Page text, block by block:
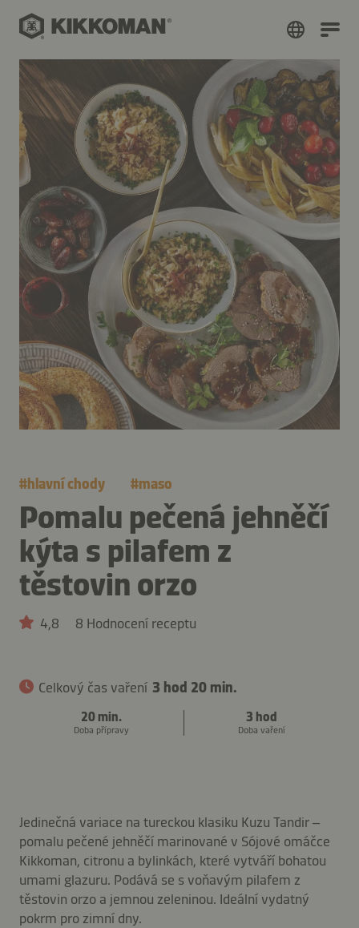
#hlavní chody #maso
Pomalu pečená jehněčí
kýta s pilafem z
těstovin orzo
4,8 8 Hodnocení receptu
Celkový čas vaření 3 hod 20 min.
20 min.
Doba přípravy
3 hod
Doba vaření
Jedinečná variace na tureckou klasiku Kuzu Tandir –
pomalu pečené jehněčí marinované v Sójové omáčce
Kikkoman, citronu a bylinkách, které vytváří bohatou
umami glazuru. Podává se s voňavým pilafem z
těstovin orzo a jemnou zeleninou. Ideální vydatný
pokrm pro zimní dny.